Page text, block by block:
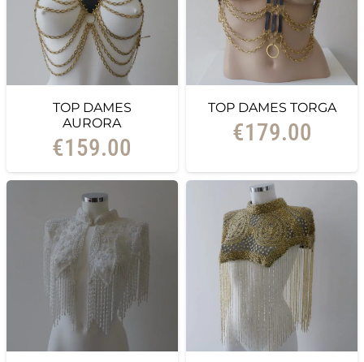
TOP DAMES
AURORA
€159.00
TOP DAMES TORGA
€179.00